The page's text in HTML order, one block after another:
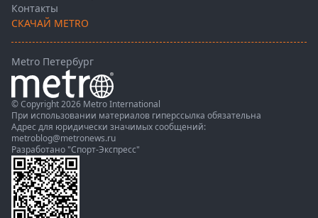
Контакты
СКАЧАЙ METRO
Metro Петербург
© Copyright 2026 Metro International
При использовании материалов гиперссылка обязательна
Адрес для юридически значимых сообщений:
metroblog@metronews.ru
Разработано "Спорт-Экспресс"